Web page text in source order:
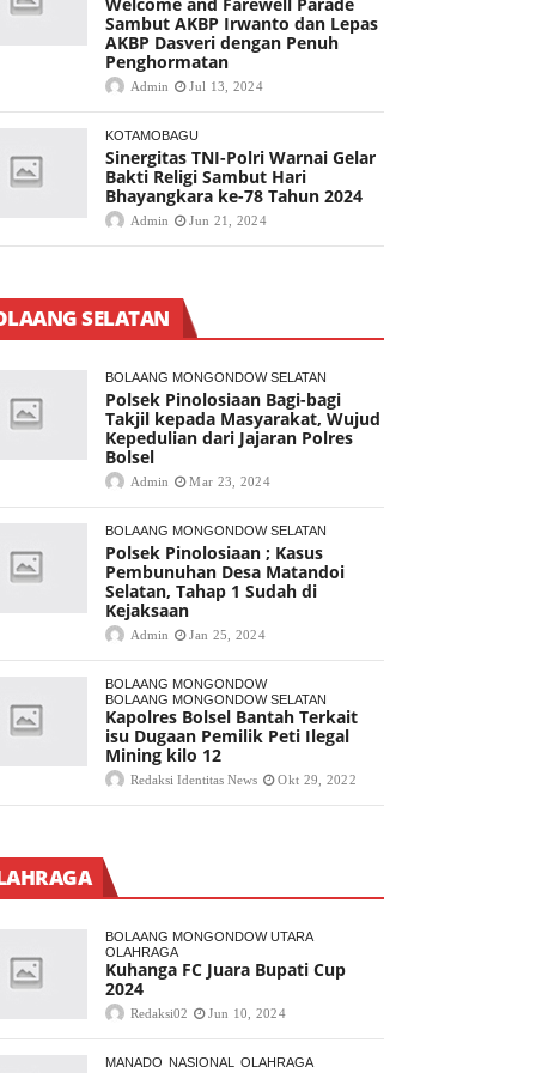
Sambut AKBP Irwanto dan Lepas
AKBP Dasveri dengan Penuh
Penghormatan
Admin Jul 13, 2024
KOTAMOBAGU
Sinergitas TNI-Polri Warnai Gelar
Bakti Religi Sambut Hari
Bhayangkara ke-78 Tahun 2024
Admin Jun 21, 2024
SELATAN
BOLAANG MONGONDOW SELATAN
Polsek Pinolosiaan Bagi-bagi
Takjil kepada Masyarakat, Wujud
Kepedulian dari Jajaran Polres
Bolsel
Admin Mar 23, 2024
BOLAANG MONGONDOW SELATAN
Polsek Pinolosiaan ; Kasus
Pembunuhan Desa Matandoi
Selatan, Tahap 1 Sudah di
Kejaksaan
Admin Jan 25, 2024
BOLAANG MONGONDOW
BOLAANG MONGONDOW SELATAN
Kapolres Bolsel Bantah Terkait
isu Dugaan Pemilik Peti Ilegal
Mining kilo 12
Redaksi Identitas News Okt 29, 2022
BOLAANG MONGONDOW UTARA
OLAHRAGA
Kuhanga FC Juara Bupati Cup
2024
Redaksi02 Jun 10, 2024
MANADO NASIONAL OLAHRAGA